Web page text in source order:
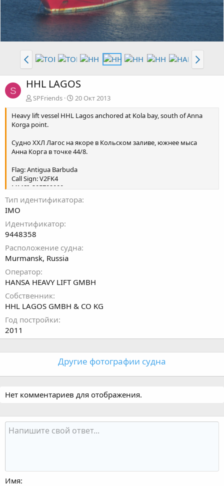
S HHL LAGOS
SPFriends
20 Окт 2013
Heavy lift vessel HHL Lagos anchored at Kola bay, south of Anna
Korga point.
Судно ХХЛ Лагос на якоре в Кольском заливе, южнее мыса
Анна Корга в точке 44/8.
Flag: Antigua Barbuda
Call Sign: V2FK4
MMSI: 305702000
Length x Breadth: 168 m X 25 m
Gross Tonnage: 17644 t
DeadWeight: 19379 t
***
Photo
Тип идентификатора
IMO
Идентификатор
9448358
Расположение судна
Murmansk, Russia
Оператор
HANSA HEAVY LIFT GMBH
Собственник
HHL LAGOS GMBH & CO KG
Год постройки
2011
Другие фотографии судна
Нет комментариев для отображения.
Имя